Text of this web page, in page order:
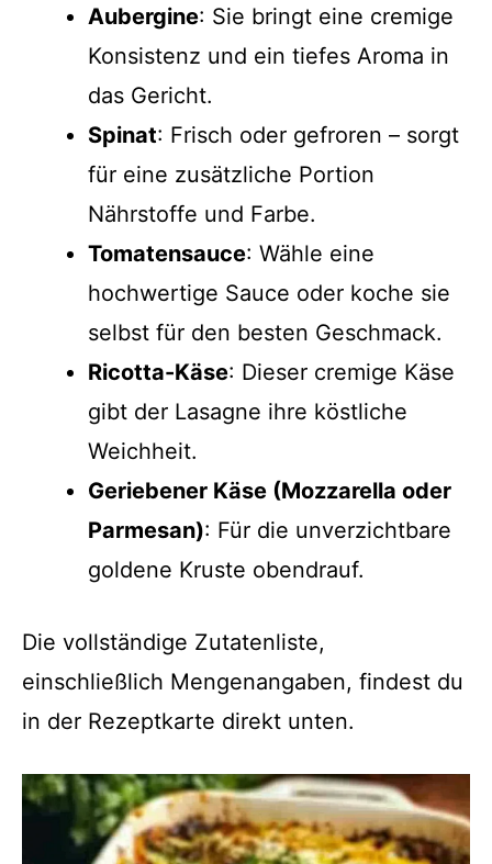
Aubergine: Sie bringt eine cremige
Konsistenz und ein tiefes Aroma in
das Gericht.
Spinat: Frisch oder gefroren – sorgt
für eine zusätzliche Portion
Nährstoffe und Farbe.
Tomatensauce: Wähle eine
hochwertige Sauce oder koche sie
selbst für den besten Geschmack.
Ricotta-Käse: Dieser cremige Käse
gibt der Lasagne ihre köstliche
Weichheit.
Geriebener Käse (Mozzarella oder
Parmesan): Für die unverzichtbare
goldene Kruste obendrauf.
Die vollständige Zutatenliste,
einschließlich Mengenangaben, findest du
in der Rezeptkarte direkt unten.